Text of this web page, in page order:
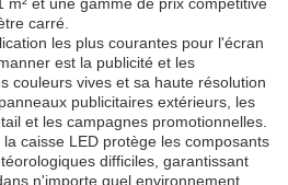
carré.
les plus courantes pour l'écran
est la publicité et les
couleurs vives et sa haute résolution
publicitaires extérieurs, les
et les campagnes promotionnelles.
caisse LED protège les composants
difficiles, garantissant
n'importe quel environnement.